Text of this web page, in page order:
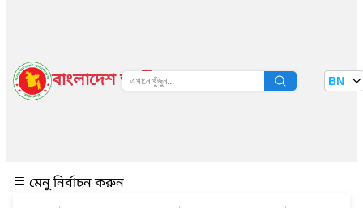
বাংলাদেশ জাতীয় তথ্য বাতায়ন BN
মেনু নির্বাচন করুন